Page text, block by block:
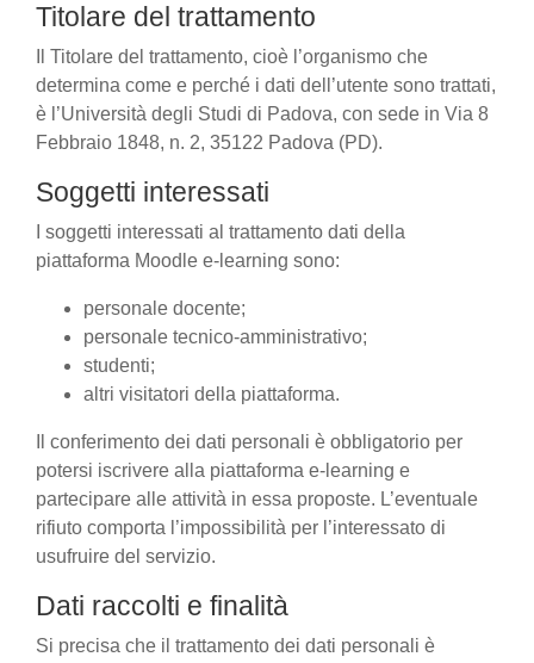
Titolare del trattamento
Il Titolare del trattamento, cioè l’organismo che
determina come e perché i dati dell’utente sono trattati,
è l’Università degli Studi di Padova, con sede in Via 8
Febbraio 1848, n. 2, 35122 Padova (PD).
Soggetti interessati
I soggetti interessati al trattamento dati della
piattaforma Moodle e-learning sono:
personale docente;
personale tecnico-amministrativo;
studenti;
altri visitatori della piattaforma.
Il conferimento dei dati personali è obbligatorio per
potersi iscrivere alla piattaforma e-learning e
partecipare alle attività in essa proposte. L’eventuale
rifiuto comporta l’impossibilità per l’interessato di
usufruire del servizio.
Dati raccolti e finalità
Si precisa che il trattamento dei dati personali è